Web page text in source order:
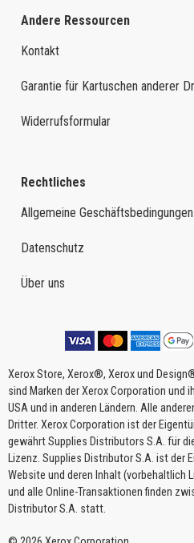
Andere Ressourcen
Kontakt
Garantie für Kartuschen anderer
Widerrufsformular
Rechtliches
Allgemeine Geschäftsbedingungen
Datenschutz
Über uns
Xerox Store, Xerox®, Xerox und
sind Marken der Xerox Corporation und
USA und in anderen Ländern. Alle
Dritter. Xerox Corporation ist der
gewährt Supplies Distributors S.A. für
Lizenz. Supplies Distributor S.A. ist der
Website und deren Inhalt (vorbehaltlich
und alle Online-Transaktionen finden
Distributor S.A. statt.